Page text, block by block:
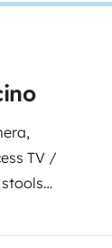
TV /